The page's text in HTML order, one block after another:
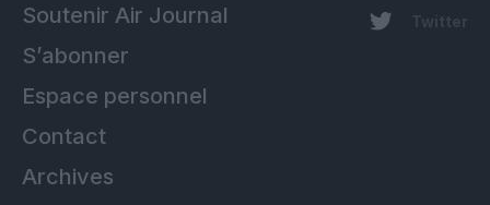
Soutenir Air Journal
S’abonner
Espace personnel
Contact
Archives